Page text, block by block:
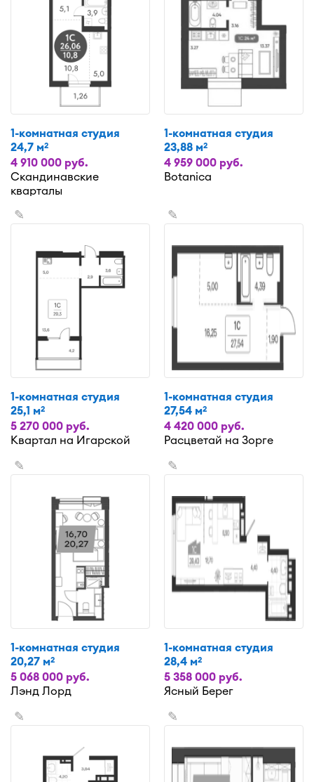
1-комнатная студия
24,7 м2
4 910 000 руб.
Скандинавские
кварталы
1-комнатная студия
23,88 м2
4 959 000 руб.
Botanica
✎
1-комнатная студия
25,1 м2
5 270 000 руб.
Квартал на Игарской
✎
1-комнатная студия
27,54 м2
4 420 000 руб.
Расцветай на Зорге
✎
1-комнатная студия
20,27 м2
5 068 000 руб.
Лэнд Лорд
✎
1-комнатная студия
28,4 м2
5 358 000 руб.
Ясный Берег
✎ ✎